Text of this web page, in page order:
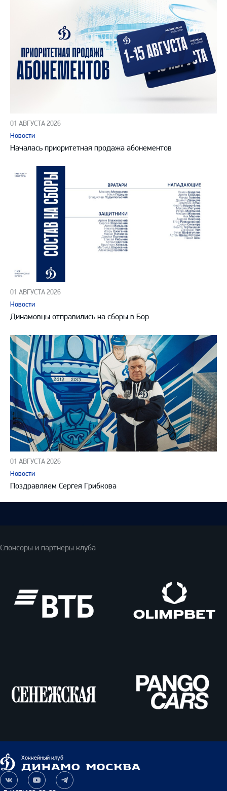
01 АВГУСТА 2026
Новости
Началась приоритетная продажа абонементов
01 АВГУСТА 2026
Новости
Динамовцы отправились на сборы в Бор
01 АВГУСТА 2026
Новости
Поздравляем Сергея Грибкова
Спонсоры и партнеры клуба
Cars
Динамо
Москва
Хоккейный клуб
Наша
Наш
Наш